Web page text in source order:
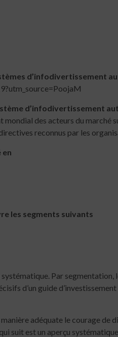
d’infodivertissement
d’infodivertissement
des acteurs du marché
reconnus par les
en
les segments suivants
Par
d’un guide
adéquate le courage
suit est un aperçu